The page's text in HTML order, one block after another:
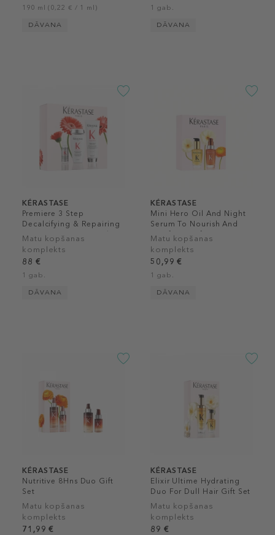
190 ml (0,22 € / 1 ml)
DĀVANA
1 gab.
DĀVANA
KÉRASTASE
Premiere 3 Step
Decalcifying & Repairing
Routine For Damaged
Hair Gift Set
Matu kopšanas
komplekts
88 €
1 gab.
DĀVANA
KÉRASTASE
Mini Hero Oil And Night
Serum To Nourish And
Reinforce Gift Set
Matu kopšanas
komplekts
50,99 €
1 gab.
DĀVANA
KÉRASTASE
Nutritive 8Hns Duo Gift
Set
Matu kopšanas
komplekts
71,99 €
KÉRASTASE
Elixir Ultime Hydrating
Duo For Dull Hair Gift Set
Matu kopšanas
komplekts
89 €